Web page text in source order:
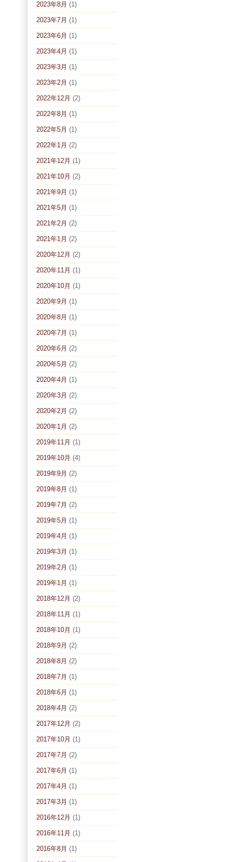
2023年8月 (1)
2023年7月 (1)
2023年6月 (1)
2023年4月 (1)
2023年3月 (1)
2023年2月 (1)
2022年12月 (2)
2022年8月 (1)
2022年5月 (1)
2022年1月 (2)
2021年12月 (1)
2021年10月 (2)
2021年9月 (1)
2021年5月 (1)
2021年2月 (2)
2021年1月 (2)
2020年12月 (2)
2020年11月 (1)
2020年10月 (1)
2020年9月 (1)
2020年8月 (1)
2020年7月 (1)
2020年6月 (2)
2020年5月 (2)
2020年4月 (1)
2020年3月 (2)
2020年2月 (2)
2020年1月 (2)
2019年11月 (1)
2019年10月 (4)
2019年9月 (2)
2019年8月 (1)
2019年7月 (2)
2019年5月 (1)
2019年4月 (1)
2019年3月 (1)
2019年2月 (1)
2019年1月 (1)
2018年12月 (2)
2018年11月 (1)
2018年10月 (1)
2018年9月 (2)
2018年8月 (2)
2018年7月 (1)
2018年6月 (1)
2018年4月 (2)
2017年12月 (2)
2017年10月 (1)
2017年7月 (2)
2017年6月 (1)
2017年4月 (1)
2017年3月 (1)
2016年12月 (1)
2016年11月 (1)
2016年8月 (1)